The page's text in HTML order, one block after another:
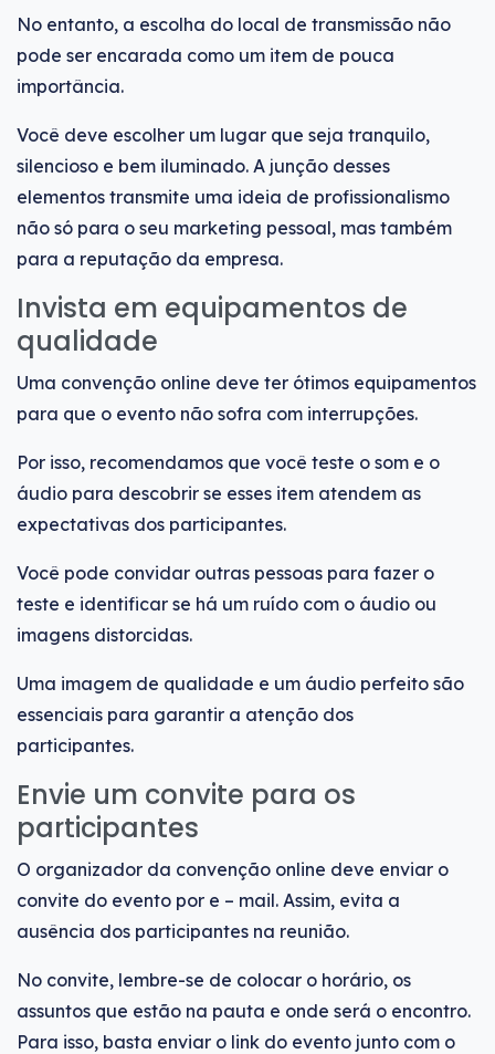
No entanto, a escolha do local de transmissão não
pode ser encarada como um item de pouca
importância.
Você deve escolher um lugar que seja tranquilo,
silencioso e bem iluminado. A junção desses
elementos transmite uma ideia de profissionalismo
não só para o seu marketing pessoal, mas também
para a reputação da empresa.
Invista em equipamentos de
qualidade
Uma convenção online deve ter ótimos equipamentos
para que o evento não sofra com interrupções.
Por isso, recomendamos que você teste o som e o
áudio para descobrir se esses item atendem as
expectativas dos participantes.
Você pode convidar outras pessoas para fazer o
teste e identificar se há um ruído com o áudio ou
imagens distorcidas.
Uma imagem de qualidade e um áudio perfeito são
essenciais para garantir a atenção dos
participantes.
Envie um convite para os
participantes
O organizador da convenção online deve enviar o
convite do evento por e – mail. Assim, evita a
ausência dos participantes na reunião.
No convite, lembre-se de colocar o horário, os
assuntos que estão na pauta e onde será o encontro.
Para isso, basta enviar o link do evento junto com o